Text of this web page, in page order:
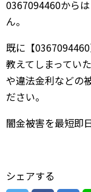
0367094460から
ん。
既に【
教えてしまってい
や違法金利などの
ださい。
闇金被害を最短即
シェアする